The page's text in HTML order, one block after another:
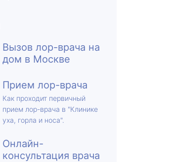
Вызов лор-врача на
дом в Москве
Прием лор-врача
Как проходит первичный
прием лор-врача в "Клинике
уха, горла и носа".
Онлайн-
консультация врача